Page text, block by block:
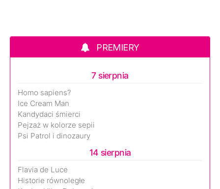
PREMIERY
7 sierpnia
Homo sapiens?
Ice Cream Man
Kandydaci śmierci
Pejzaż w kolorze sepii
Psi Patrol i dinozaury
14 sierpnia
Flavia de Luce
Historie równoległe